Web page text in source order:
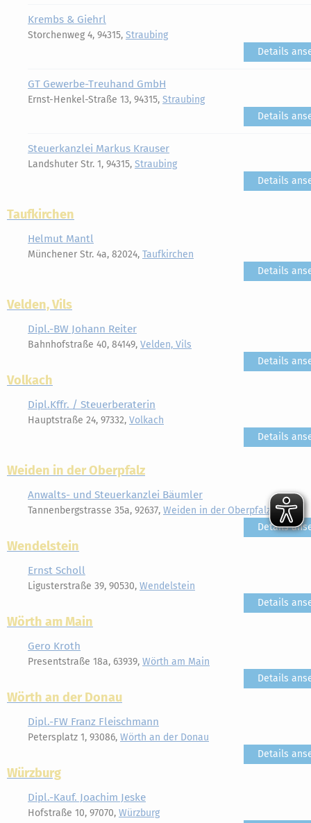
Krembs & Giehrl
Storchenweg 4, 94315, Straubing
Details
GT Gewerbe-Treuhand GmbH
Ernst-Henkel-Straße 13, 94315, Straubing
Details
Steuerkanzlei Markus Krauser
Landshuter Str. 1, 94315, Straubing
Details
Taufkirchen
Helmut Mantl
Münchener Str. 4a, 82024, Taufkirchen
Details
Velden, Vils
Dipl.-BW Johann Reiter
Bahnhofstraße 40, 84149, Velden, Vils
Details
Volkach
Dipl.Kffr. / Steuerberaterin
Hauptstraße 24, 97332, Volkach
Details
Weiden in der Oberpfalz
Anwalts- und Steuerkanzlei Bäumler
Tannenbergstrasse 35a, 92637, Weiden in der Oberpfalz
Details
Wendelstein
Ernst Scholl
Ligusterstraße 39, 90530, Wendelstein
Details
Wörth am Main
Gero Kroth
Presentstraße 18a, 63939, Wörth am Main
Details
Wörth an der Donau
Dipl.-FW Franz Fleischmann
Petersplatz 1, 93086, Wörth an der Donau
Details
Würzburg
Dipl.-Kauf. Joachim Jeske
Hofstraße 10, 97070, Würzburg